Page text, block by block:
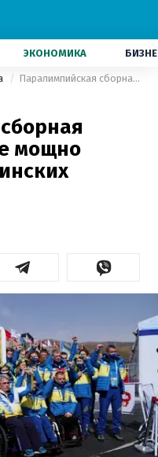
ЭКОНОМИКА
Паралимпийская сборная Украины в Пекине мощно поддержала украинских воинов: видео
мощно